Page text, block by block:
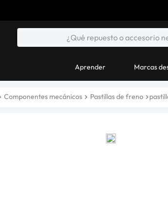
Aprender Marcas
Componentes mecánicos Pastillas de freno